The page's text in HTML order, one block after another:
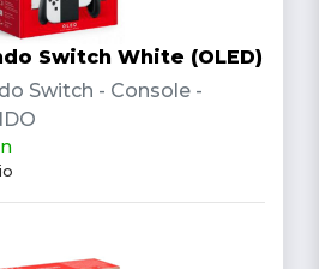
Switch White (OLED)
Switch - Console -